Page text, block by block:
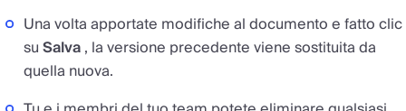
Una volta apportate modifiche al documento e fatto clic
suSalva, la versione precedente viene sostituita da
quella nuova.